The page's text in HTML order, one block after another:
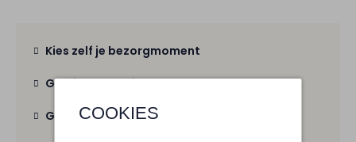
COOKIES
Kies zelf je bezorgmoment
Gratis verzendingvanaf € 100,-
Gratis retourbinnen 30 dagen